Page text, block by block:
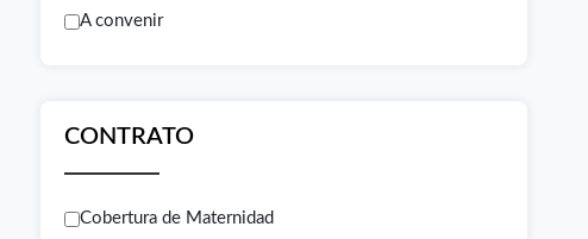
A convenir
CONTRATO
Cobertura de Maternidad